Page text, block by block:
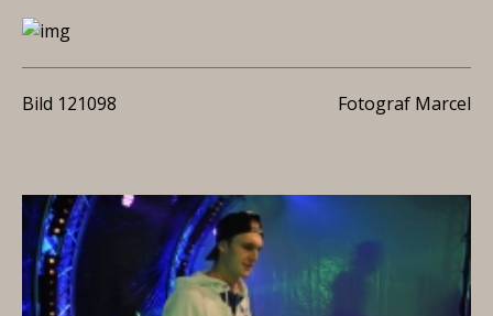
Bild 121098 Fotograf Marcel